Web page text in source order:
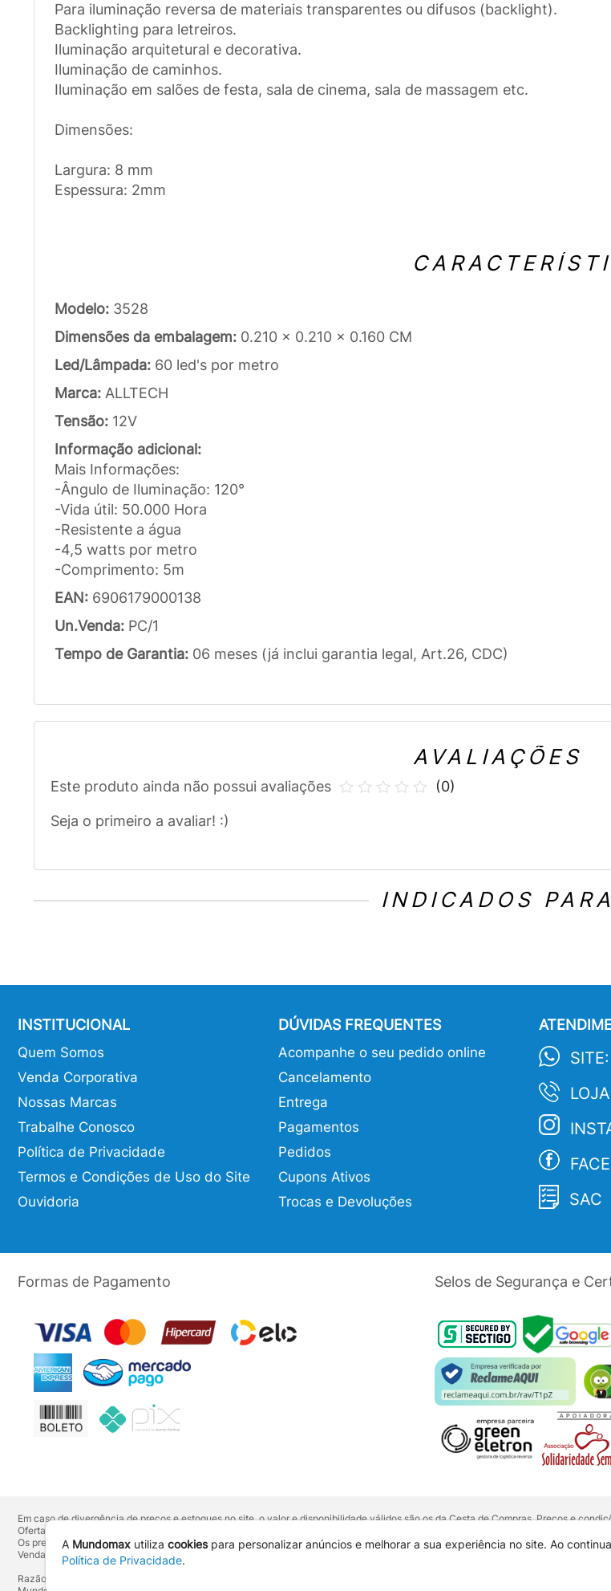
Para iluminação reversa de materiais transparentes ou difusos (backlight).
Backlighting para letreiros.
Iluminação arquitetural e decorativa.
Iluminação de caminhos.
Iluminação em salões de festa, sala de cinema, sala de massagem etc.
Dimensões:
Largura: 8 mm
Espessura: 2mm
Modelo: 3528
Dimensões da embalagem: 0.210 x 0.210 x 0.160 CM
Led/Lâmpada: 60 led's por metro
Marca: ALLTECH
Tensão: 12V
Informação adicional:
Mais Informações:
-Ângulo de Iluminação: 120°
-Vida útil: 50.000 Hora
-Resistente a água
-4,5 watts por metro
-Comprimento: 5m
EAN: 6906179000138
Un.Venda: PC/1
Tempo de Garantia: 06 meses (já inclui garantia legal, Art.26, CDC)
AVALIAÇÕES
Este produto ainda não possui avaliações
Seja o primeiro a avaliar! :)
(0)
INDICADOS
INSTITUCIONAL
Quem Somos
Venda Corporativa
Nossas Marcas
Trabalhe Conosco
Política de Privacidade
Termos e Condições de Uso do Site
Ouvidoria
DÚVIDAS FREQUENTES
Acompanhe o seu pedido online
Cancelamento
Entrega
Pagamentos
Pedidos
Cupons Ativos
Trocas e Devoluções
SAC
Formas de Pagamento Selos de Segurança e
Em caso de divergência de preços e estoques no site, o valor e disponibilidade válidos são os da Cesta de Compras. Preços e
Ofertas válidas até o término de nossos estoques. Para compras acima de 5 unidades do mesmo produto, entre em contato com o
Os preços apresentados no site prevalecem sobre outros anunciados em qualquer outro meio de comunicação ou sites de buscas.
Vendas sujeitas à confirmação de dados e análises de crédito e risco.
Razão Social: Hayamax Distribuidora de Produtos Eletrônicos Ltda - CNPJ: 01.725.627/0002-53 - Endereço: R. Senador Souza
A Mundomax utiliza cookiespara personalizar anúncios e melhorar a sua experiência no site. Ao
Política de Privacidade.